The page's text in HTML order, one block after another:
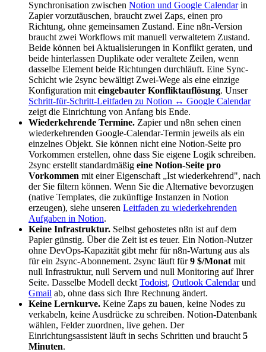
Synchronisation zwischen Notion und Google Calendarin
Zapier vorzutäuschen, braucht zwei Zaps, einen pro
Richtung, ohne gemeinsamen Zustand. Eine n8n-Version
braucht zwei Workflows mit manuell verwaltetem Zustand.
Beide können bei Aktualisierungen in Konflikt geraten, und
beide hinterlassen Duplikate oder veraltete Zeilen, wenn
dasselbe Element beide Richtungen durchläuft. Eine Sync-
Schicht wie 2sync bewältigt Zwei-Wege als eine einzige
Konfiguration mit eingebauter Konfliktauflösung. Unser
Schritt-für-Schritt-Leitfaden zu Notion ↔ Google Calendar
zeigt die Einrichtung von Anfang bis Ende.
Wiederkehrende Termine. Zapier und n8n sehen einen
wiederkehrenden Google-Calendar-Termin jeweils als ein
einzelnes Objekt. Sie können nicht eine Notion-Seite pro
Vorkommen erstellen, ohne dass Sie eigene Logik schreiben.
2sync erstellt standardmäßig eine Notion-Seite pro
Vorkommen mit einer Eigenschaft „Ist wiederkehrend", nach
der Sie filtern können. Wenn Sie die Alternative bevorzugen
(native Templates, die zukünftige Instanzen in Notion
erzeugen), siehe unseren Leitfaden zu wiederkehrenden
Aufgaben in Notion.
Keine Infrastruktur. Selbst gehostetes n8n ist auf dem
Papier günstig. Über die Zeit ist es teuer. Ein Notion-Nutzer
ohne DevOps-Kapazität gibt mehr für n8n-Wartung aus als
für ein 2sync-Abonnement. 2sync läuft für9 $/Monat mit
null Infrastruktur, null Servern und null Monitoring auf Ihrer
Seite. Dasselbe Modell deckt Todoist, Outlook Calendarund
Gmail ab, ohne dass sich Ihre Rechnung ändert.
Keine Lernkurve. Keine Zaps zu bauen, keine Nodes zu
verkabeln, keine Ausdrücke zu schreiben. Notion-Datenbank
wählen, Felder zuordnen, live gehen. Der
Einrichtungsassistent läuft in sechs Schritten und braucht 5
Minuten.